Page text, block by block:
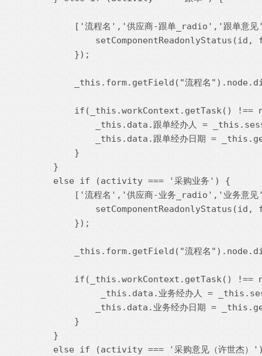
['流程名','供应商-跟单_radio','跟单意
setComponentReadonlyStatus(id,
        });
_this.form.getField("流程名
if(_this.workContext.getTask() !==
_this.data.跟单经办人 =
_this.data.跟单经办日期 =
        }
    }
    else if (activity === '采购业务') {
['流程名','供应商-业务_radio','业务意
setComponentReadonlyStatus(id,
        });
_this.form.getField("流程名
if(_this.workContext.getTask() !==
_this.data.业务经办人 =
_this.data.业务经办日期 =
        }
    }
else if (activity === '采购意见（许世杰）